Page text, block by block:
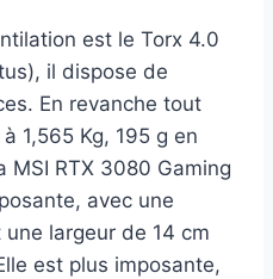
est le Torx 4.0
il dispose de
En revanche tout
1,565 Kg, 195 g en
MSI RTX 3080 Gaming
avec une
largeur de 14 cm
est plus imposante,